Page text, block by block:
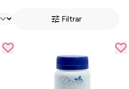
Filtrar